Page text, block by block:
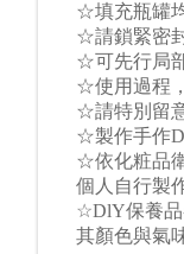
☆填充瓶罐
☆請鎖緊密
☆可先行局
☆使用過程
☆請特別留
☆製作手作
☆依化粧品
個人自行製
☆DlY保養品
其顏色與氣